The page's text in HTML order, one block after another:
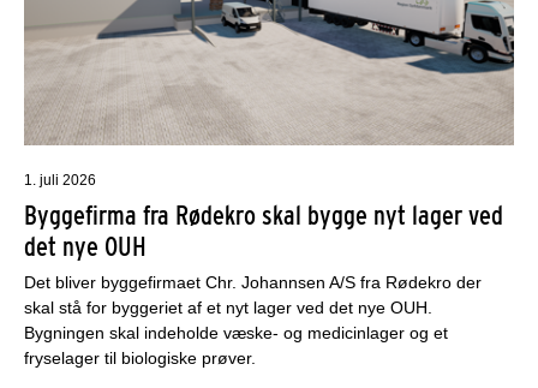
1. juli 2026
Byggefirma fra Rødekro skal bygge nyt lager ved
det nye OUH
Det bliver byggefirmaet Chr. Johannsen A/S fra Rødekro der
skal stå for byggeriet af et nyt lager ved det nye OUH.
Bygningen skal indeholde væske- og medicinlager og et
fryselager til biologiske prøver.